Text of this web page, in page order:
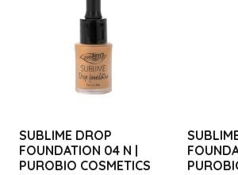
SUBLIME DROP
FOUNDATION 04 N |
PUROBIO COSMETICS